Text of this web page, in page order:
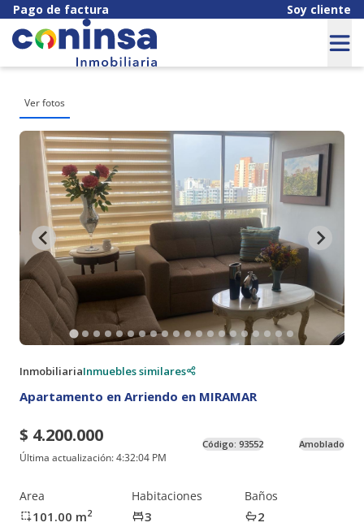
Pago de factura Soy cliente
Ver fotos
InmobiliariaInmuebles similares
Apartamento en Arriendo en MIRAMAR
$ 4.200.000
Última actualización:4:32:04 PM
Código: 93552 Amoblado
Area
101.00 m2
Habitaciones
3
Baños
2